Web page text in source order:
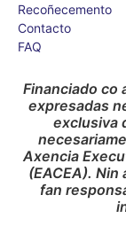
Recoñecemento
Contacto
FAQ
Financiado co
expresadas
exclusiva
Axencia
(EACEA). Nin
fan